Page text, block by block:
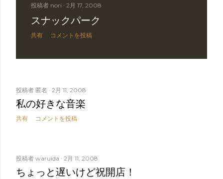
投稿者 nori 2月 17, 2008
スナックパーク
共有 コメントを投稿
投稿者 匿名 2月 11, 2008
私の好きな音楽
共有 コメントを投稿
投稿者 waruida 2月 11, 2008
ちょっと遅いけど祝開店！